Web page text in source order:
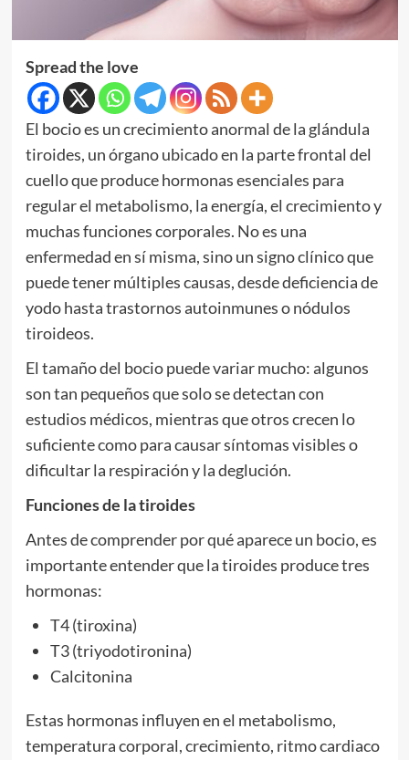
Spread the love
El bocio es un crecimiento anormal de la glándula
tiroides, un órgano ubicado en la parte frontal del
cuello que produce hormonas esenciales para
regular el metabolismo, la energía, el crecimiento y
muchas funciones corporales. No es una
enfermedad en sí misma, sino un signo clínico que
puede tener múltiples causas, desde deficiencia de
yodo hasta trastornos autoinmunes o nódulos
tiroideos.
El tamaño del bocio puede variar mucho: algunos
son tan pequeños que solo se detectan con
estudios médicos, mientras que otros crecen lo
suficiente como para causar síntomas visibles o
dificultar la respiración y la deglución.
Funciones de la tiroides
Antes de comprender por qué aparece un bocio, es
importante entender que la tiroides produce tres
hormonas:
T4 (tiroxina)
T3 (triyodotironina)
Calcitonina
Estas hormonas influyen en el metabolismo,
temperatura corporal, crecimiento, ritmo cardiaco